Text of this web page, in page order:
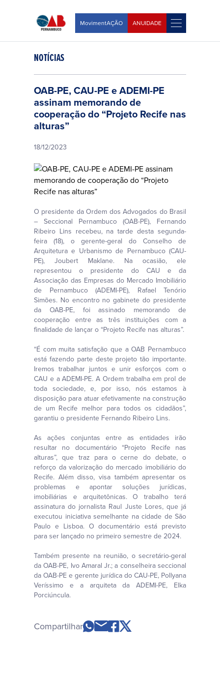
MovimentAÇÃO ANUIDADE
NOTÍCIAS
OAB-PE, CAU-PE e ADEMI-PE
assinam memorando de
cooperação do “Projeto Recife nas
alturas”
18/12/2023
O presidente da Ordem dos Advogados do Brasil
– Seccional Pernambuco (OAB-PE), Fernando
Ribeiro Lins recebeu, na tarde desta segunda-
feira (18), o gerente-geral do Conselho de
Arquitetura e Urbanismo de Pernambuco (CAU-
PE), Joubert Maklane. Na ocasião, ele
representou o presidente do CAU e da
Associação das Empresas do Mercado Imobiliário
de Pernambuco (ADEMI-PE), Rafael Tenório
Simões. No encontro no gabinete do presidente
da OAB-PE, foi assinado memorando de
cooperação entre as três instituições com a
finalidade de lançar o “Projeto Recife nas alturas”.
“É com muita satisfação que a OAB Pernambuco
está fazendo parte deste projeto tão importante.
Iremos trabalhar juntos e unir esforços com o
CAU e a ADEMI-PE. A Ordem trabalha em prol de
toda sociedade, e, por isso, nós estamos à
disposição para atuar efetivamente na construção
de um Recife melhor para todos os cidadãos”,
garantiu o presidente Fernando Ribeiro Lins.
As ações conjuntas entre as entidades irão
resultar no documentário “Projeto Recife nas
alturas”, que traz para o cerne do debate, o
reforço da valorização do mercado imobiliário do
Recife. Além disso, visa também apresentar os
problemas e apontar soluções jurídicas,
imobiliárias e arquitetônicas. O trabalho terá
assinatura do jornalista Raul Juste Lores, que já
executou iniciativa semelhante na cidade de São
Paulo e Lisboa. O documentário está previsto
para ser lançado no primeiro semestre de 2024.
Também presente na reunião, o secretário-geral
da OAB-PE, Ivo Amaral Jr.; a conselheira seccional
da OAB-PE e gerente jurídica do CAU-PE, Pollyana
Veríssimo e a arquiteta da ADEMI-PE, Elka
Porciúncula.
Compartilhar